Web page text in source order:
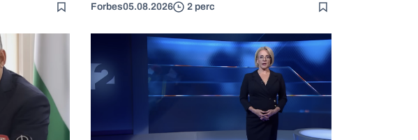
Forbes05.08.2026 2 perc